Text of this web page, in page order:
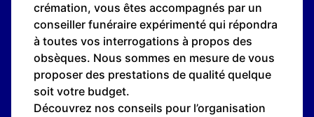
crémation, vous êtes accompagnés par un
conseiller funéraire expérimenté qui répondra
à toutes vos interrogations à propos des
obsèques. Nous sommes en mesure de vous
proposer des prestations de qualité quelque
soit votre budget.
Découvrez nos conseils pour l’organisation